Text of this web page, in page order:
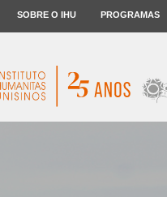
SOBRE O IHU PROGRAMAS